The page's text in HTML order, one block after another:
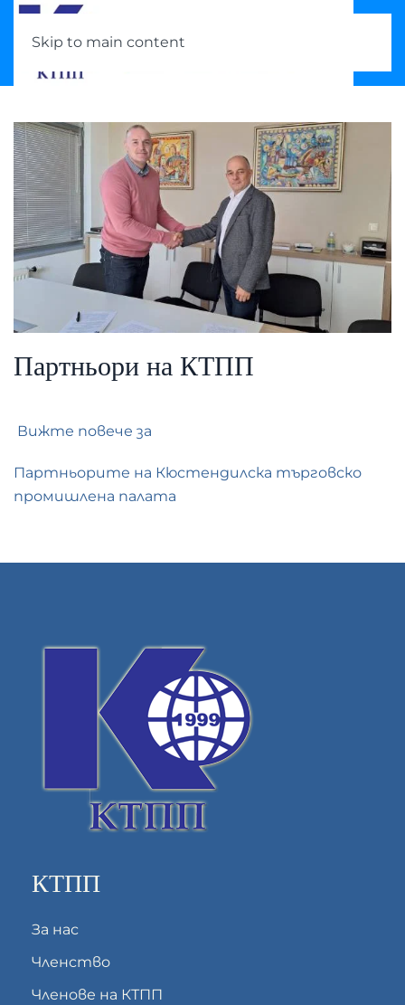
Skip to main content
Партньори на КТПП
Вижте повече за
Партньорите на Кюстендилска търговско
промишлена палата
КТПП
За нас
Членство
Членове на КТПП